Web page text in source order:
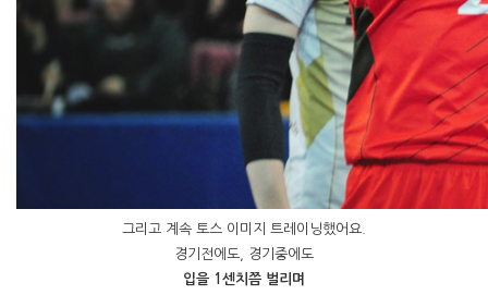
그리고 계속 토스 이미지 트레이닝했어요.
경기전에도, 경기중에도
입을 1센치쯤 벌리며